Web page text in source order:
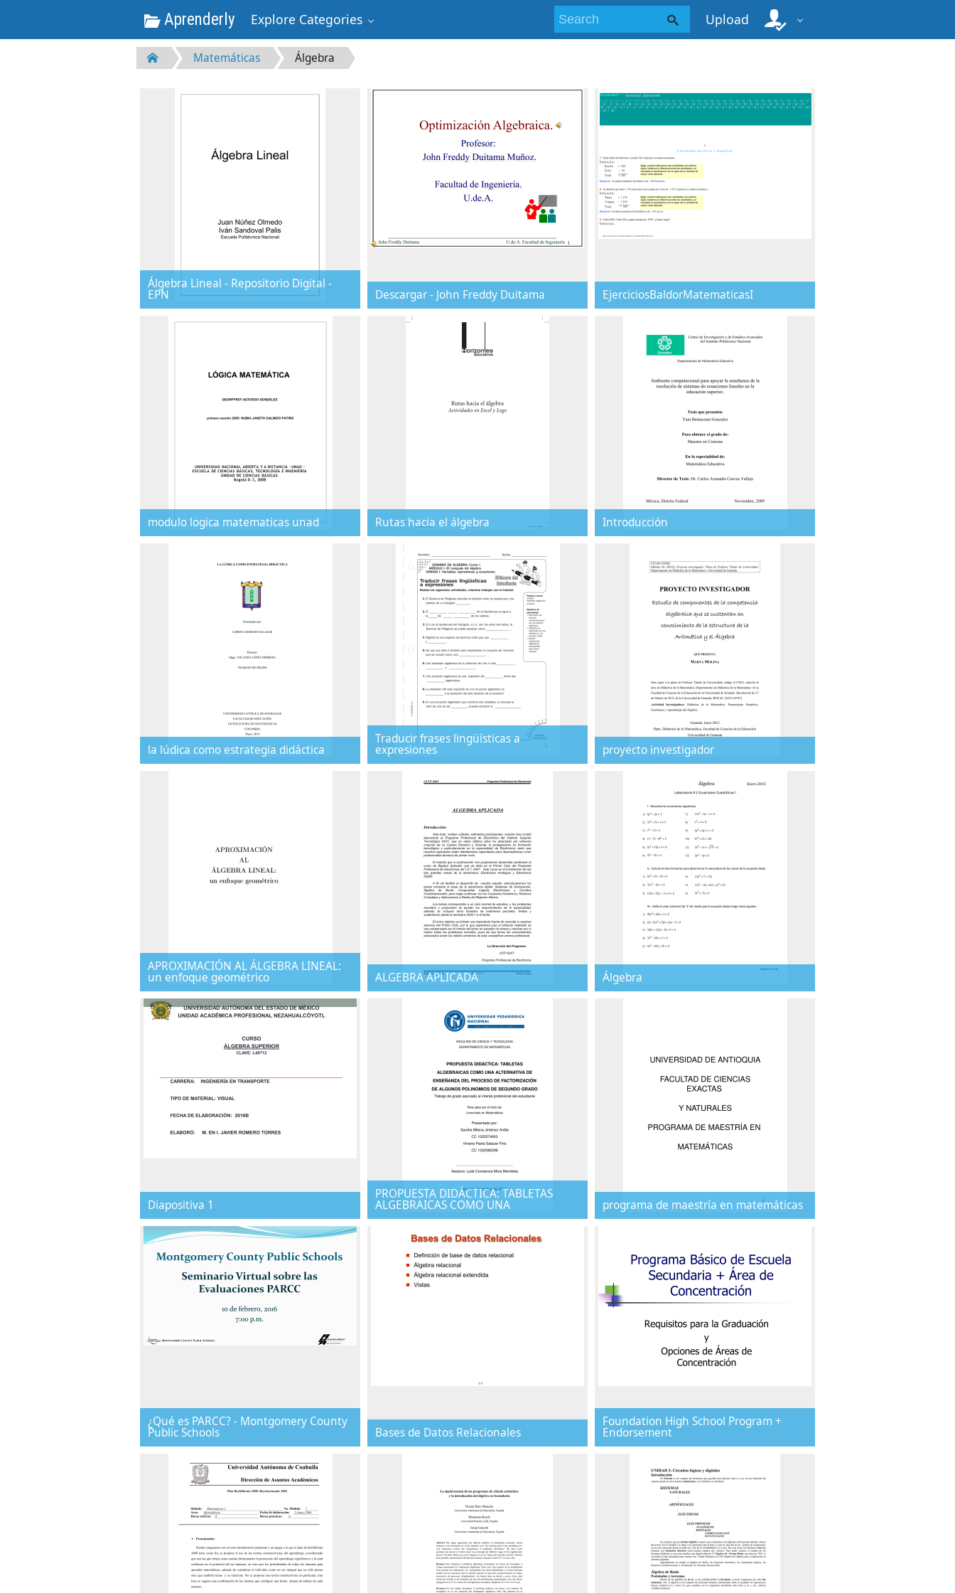
Aprenderly Explore Categories Upload
Matemáticas Álgebra
Álgebra Lineal - Repositorio Digital -
EPN Descargar - John Freddy Duitama EjerciciosBaldorMatematicasI
modulo logica matematicas unad Rutas hacia el álgebra Introducción
la lúdica como estrategia didáctica
Traducir frases lingüísticas a
expresiones proyecto investigador
APROXIMACIÓN AL ÁLGEBRA LINEAL:
un enfoque geométrico ALGEBRA APLICADA Álgebra
Diapositiva 1
PROPUESTA DIDÁCTICA: TABLETAS
ALGEBRAICAS COMO UNA programa de maestría en matemáticas
¿Qué es PARCC? - Montgomery County
Public Schools Bases de Datos Relacionales
Foundation High School Program +
Endorsement